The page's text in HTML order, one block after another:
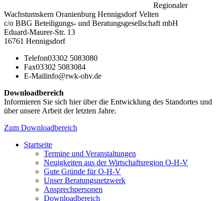
Regionaler
Wachstumskern Oranienburg Hennigsdorf Velten
c/o BBG Beteiligungs- und Beratungsgesellschaft mbH
Eduard-Maurer-Str. 13
16761 Hennigsdorf
Telefon03302 5083080
Fax03302 5083084
E-Mailinfo@rwk-ohv.de
Downloadbereich
Informieren Sie sich hier über die Entwicklung des Standortes und
über unsere Arbeit der letzten Jahre.
Zum Downloadbereich
Startseite
Termine und Veranstaltungen
Neuigkeiten aus der Wirtschaftsregion O-H-V
Gute Gründe für O-H-V
Unser Beratungsnetzwerk
Ansprechpersonen
Downloadbereich